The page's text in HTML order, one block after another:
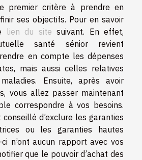
premier critère à prendre en
ses objectifs. Pour en savoir
lien du site suivant. En effet,
santé sénior revient
en compte les dépenses
mais aussi celles relatives
Ensuite, après avoir
vous allez passer maintenant
correspondre à vos besoins.
d’exclure les garanties
ou les garanties hautes
n’ont aucun rapport avec vos
que le pouvoir d’achat des